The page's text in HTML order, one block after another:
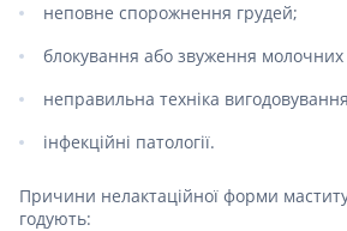
неповне спорожнення грудей;
блокування або звуження молочних
неправильна техніка
інфекційні патології.
Причини нелактаційної форми
годують: